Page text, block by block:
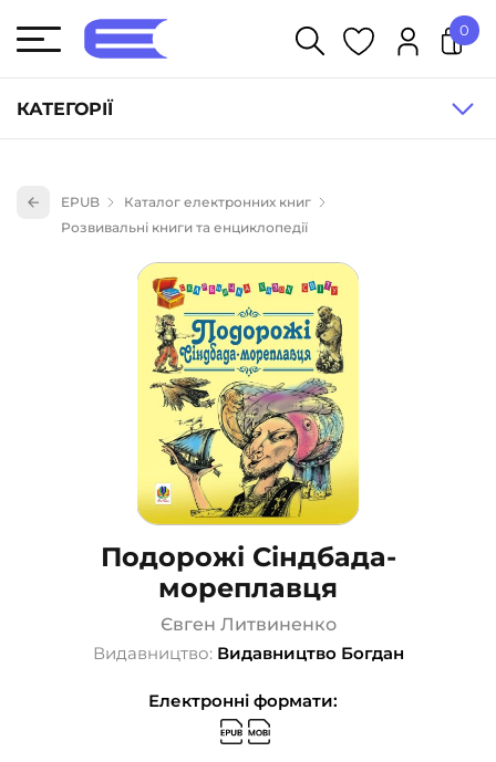
КАТЕГОРІЇ
Книги для дітей (836)
Науково-популярна література (1015)
Навчальна література та посібники (527)
Енциклопедії, довідники, словники (55)
Подарункові сертифікати (1)
0
EPUB
Каталог електронних книг
Розвивальні книги та енциклопедії
Подорожі Сіндбада-
мореплавця
Євген Литвиненко
Видавництво: Видавництво Богдан
Електронні формати: